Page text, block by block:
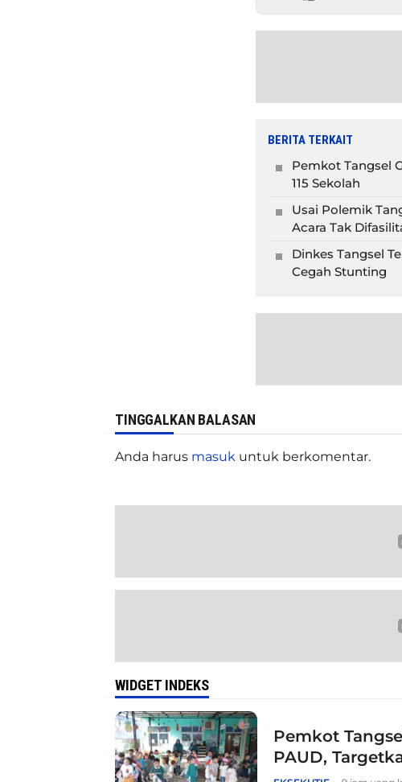
BERITA TERKAIT
Pemkot Tangsel
115 Sekolah
Usai Polemik
Acara Tak
Dinkes Tangsel
Cegah Stunting
TINGGALKAN BALASAN
Anda harus masuk untuk berkomentar.
WIDGET INDEKS
Pemkot
PAUD,